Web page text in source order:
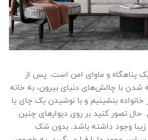
یک پناهگاه و ماوای امن است. پس از
شدن با چالش‌های دنیای بیرون، به خانه
بنشینیم و با نوشیدن یک چای یا
حال تصور کنید بر روی دیوارهای چنین
زیبا وجود داشته باشد. بدون شک